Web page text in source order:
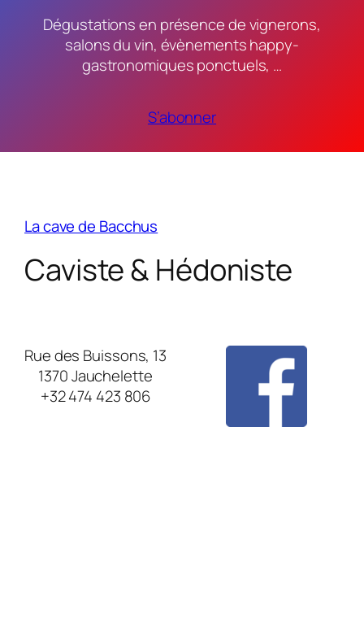
Dégustations en présence de vignerons,
salons du vin, évènements happy-
gastronomiques ponctuels, …
S’abonner
La cave de Bacchus
Caviste & Hédoniste
Rue des Buissons, 13
1370 Jauchelette
+32 474 423 806